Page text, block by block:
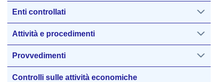
Enti controllati
Attività e procedimenti
Provvedimenti
Controlli sulle attività economiche